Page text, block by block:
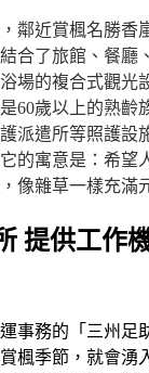
鄰近賞楓名勝香
合了旅館、餐廳
場的複合式觀光
60歲以上的熟齡
派遣所等照護設
的寓意是：希望
像雜草一樣充滿
提供工作
事務的「三州足
楓季節，就會湧